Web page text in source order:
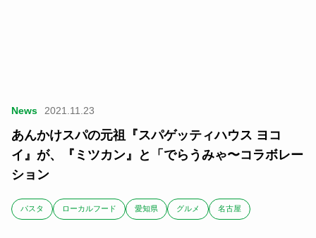
News 2021.11.23
あんかけスパの元祖『スパゲッティハウス ヨコ
イ』が、『ミツカン』と「でらうみゃ〜コラボレー
ション
パスタ ローカルフード 愛知県 グルメ 名古屋